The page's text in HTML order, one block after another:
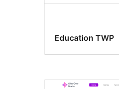
Education TWP